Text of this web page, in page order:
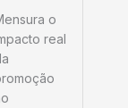
o
real